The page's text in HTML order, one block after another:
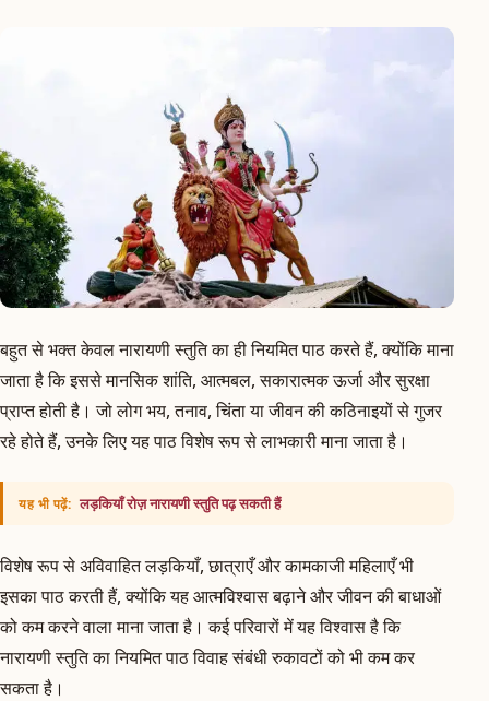
बहुत से भक्त केवल नारायणी स्तुति का ही नियमित पाठ करते हैं, क्योंकि माना
जाता है कि इससे मानसिक शांति, आत्मबल, सकारात्मक ऊर्जा और सुरक्षा
प्राप्त होती है। जो लोग भय, तनाव, चिंता या जीवन की कठिनाइयों से गुजर
रहे होते हैं, उनके लिए यह पाठ विशेष रूप से लाभकारी माना जाता है।
यह भी पढ़ें: लड़कियाँ रोज़ नारायणी स्तुति पढ़ सकती हैं
विशेष रूप से अविवाहित लड़कियाँ, छात्राएँ और कामकाजी महिलाएँ भी
इसका पाठ करती हैं, क्योंकि यह आत्मविश्वास बढ़ाने और जीवन की बाधाओं
को कम करने वाला माना जाता है। कई परिवारों में यह विश्वास है कि
नारायणी स्तुति का नियमित पाठ विवाह संबंधी रुकावटों को भी कम कर
सकता है।